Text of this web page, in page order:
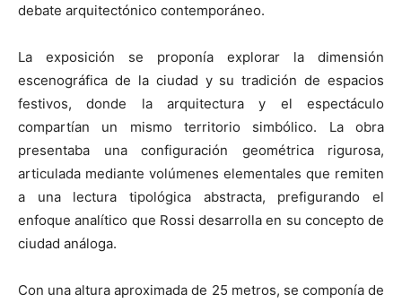
debate arquitectónico contemporáneo.
La exposición se proponía explorar la dimensión
escenográfica de la ciudad y su tradición de espacios
festivos, donde la arquitectura y el espectáculo
compartían un mismo territorio simbólico. La obra
presentaba una configuración geométrica rigurosa,
articulada mediante volúmenes elementales que remiten
a una lectura tipológica abstracta, prefigurando el
enfoque analítico que Rossi desarrolla en su concepto de
ciudad análoga.
Con una altura aproximada de 25 metros, se componía de